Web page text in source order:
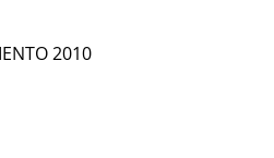
2010